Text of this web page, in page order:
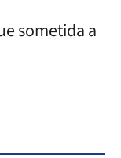
sometida a